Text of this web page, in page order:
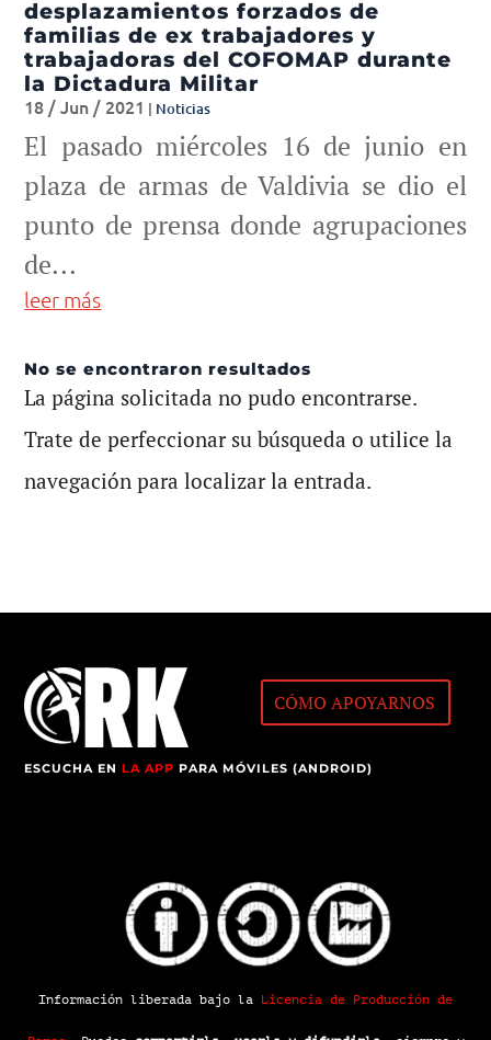
desplazamientos forzados de
familias de ex trabajadores y
trabajadoras del COFOMAP durante
la Dictadura Militar
18 / Jun / 2021 | Noticias
El pasado miércoles 16 de junio en
plaza de armas de Valdivia se dio el
punto de prensa donde agrupaciones
de...
leer más
No se encontraron resultados
La página solicitada no pudo encontrarse.
Trate de perfeccionar su búsqueda o utilice la
navegación para localizar la entrada.
CÓMO APOYARNOS
ESCUCHA ENLA APP PARA MÓVILES (ANDROID)
Información liberada bajo la Licencia de Producción de